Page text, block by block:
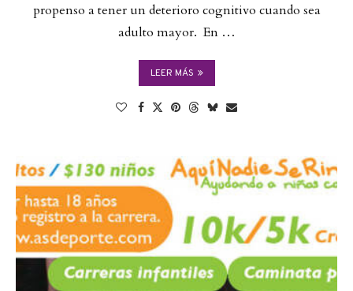
propenso a tener un deterioro cognitivo cuando sea
adulto mayor. En …
LEER MÁS